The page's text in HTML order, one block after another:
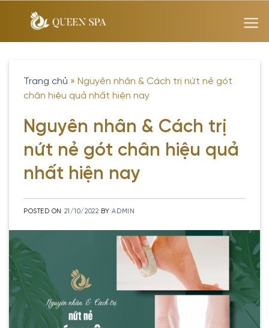
Trang chủ » Nguyên nhân & Cách trị nứt nẻ gót
chân hiệu quả nhất hiện nay
Nguyên nhân & Cách trị
nứt nẻ gót chân hiệu quả
nhất hiện nay
POSTED ON 21/10/2022 BYADMIN